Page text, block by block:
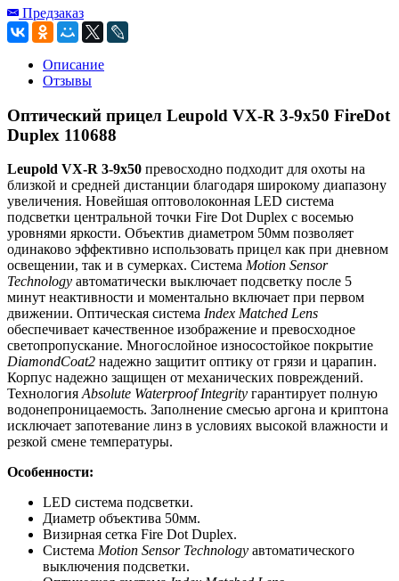
Предзаказ
Описание
Отзывы
Оптический прицел Leupold VX-R 3-9x50 FireDot
Duplex 110688
Leupold VX-R 3-9x50 превосходно подходит для охоты на
близкой и средней дистанции благодаря широкому диапазону
увеличения. Новейшая оптоволоконная LED система
подсветки центральной точки Fire Dot Duplex с восемью
уровнями яркости. Объектив диаметром 50мм позволяет
одинаково эффективно использовать прицел как при дневном
освещении, так и в сумерках. Система Motion Sensor
Technology автоматически выключает подсветку после 5
минут неактивности и моментально включает при первом
движении. Оптическая система Index Matched Lens
обеспечивает качественное изображение и превосходное
светопропускание. Многослойное износостойкое покрытие
DiamondCoat2 надежно защитит оптику от грязи и царапин.
Корпус надежно защищен от механических повреждений.
Технология Absolute Waterproof Integrity гарантирует полную
водонепроницаемость. Заполнение смесью аргона и криптона
исключает запотевание линз в условиях высокой влажности и
резкой смене температуры.
Особенности:
LED система подсветки.
Диаметр объектива 50мм.
Визирная сетка Fire Dot Duplex.
Система Motion Sensor Technology автоматического
выключения подсветки.